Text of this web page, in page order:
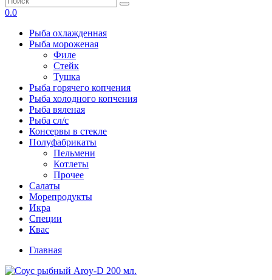
0.0
Рыба охлажденная
Рыба мороженая
Филе
Стейк
Тушка
Рыба горячего копчения
Рыба холодного копчения
Рыба вяленая
Рыба сл/с
Консервы в стекле
Полуфабрикаты
Пельмени
Котлеты
Прочее
Салаты
Морепродукты
Икра
Специи
Квас
Главная